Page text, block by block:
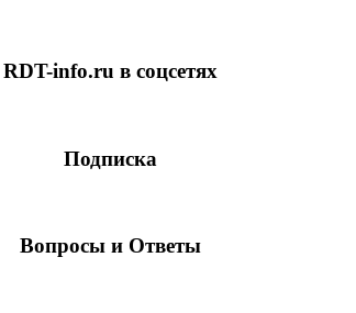
RDT-info.ru в соцсетях
Подписка
Вопросы и Ответы